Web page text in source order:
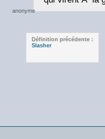
Définition précédente :
Slasher